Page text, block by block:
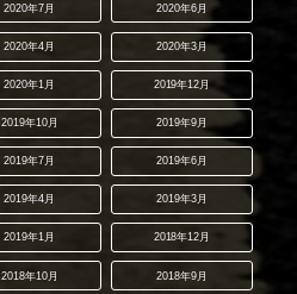
2020年7月 2020年6月
2020年4月 2020年3月
2020年1月 2019年12月
2019年10月 2019年9月
2019年7月 2019年6月
2019年4月 2019年3月
2019年1月 2018年12月
2018年10月 2018年9月